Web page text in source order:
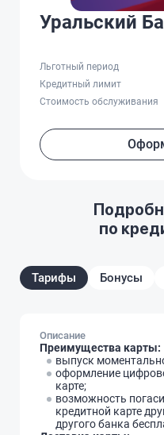
Льготный период
Кредитный лимит
Стоимость обслуживания
по
Тарифы Бонусы
Описание
Преимущества карты:
выпуск
оформление
карте;
возможность
кредитной карте
другого банка